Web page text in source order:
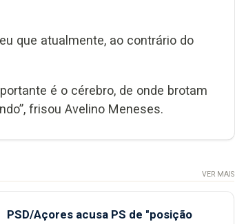
que atualmente, ao contrário do
é o cérebro, de onde brotam
frisou Avelino Meneses.
VER MAIS
PSD/Açores acusa PS de "posição